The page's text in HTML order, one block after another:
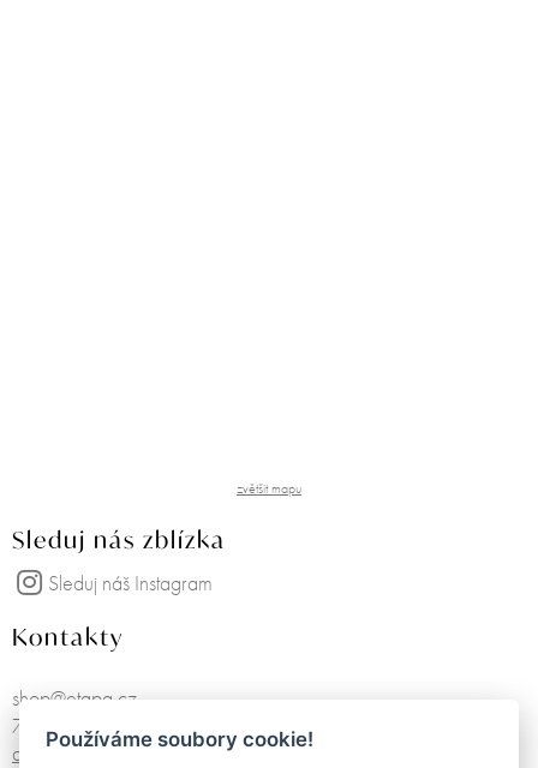
zvětšit mapu
Sleduj nás zblízka
Sleduj náš Instagram
Kontakty
shop@etapa.cz
725751468
další kontakty
Používáme soubory cookie!